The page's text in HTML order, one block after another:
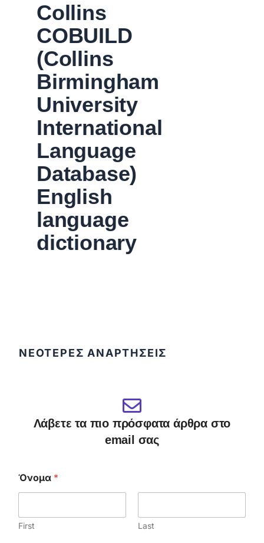
Collins
COBUILD
(Collins
Birmingham
University
International
Language
Database)
English
language
dictionary
ΝΕΟΤΕΡΕΣ ΑΝΑΡΤΗΣΕΙΣ
Λάβετε τα πιο πρόσφατα άρθρα στο
email σας
Όνομα *
First Last